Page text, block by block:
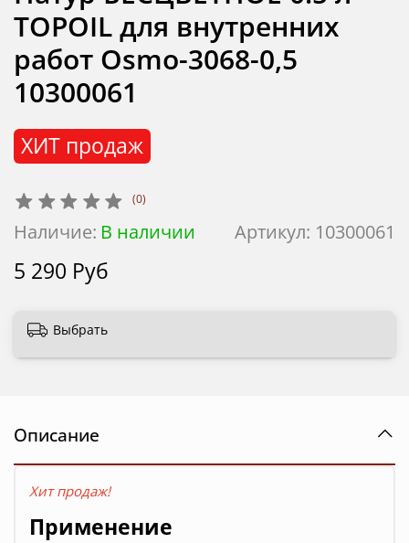
(0)
Артикул: 10300061
Наличие: В наличии
ХИТ продаж
TOPOIL для внутренних
работ Osmo-3068-0,5
10300061
5 290 Руб
Выбрать
Описание
Хит продаж!
Применение